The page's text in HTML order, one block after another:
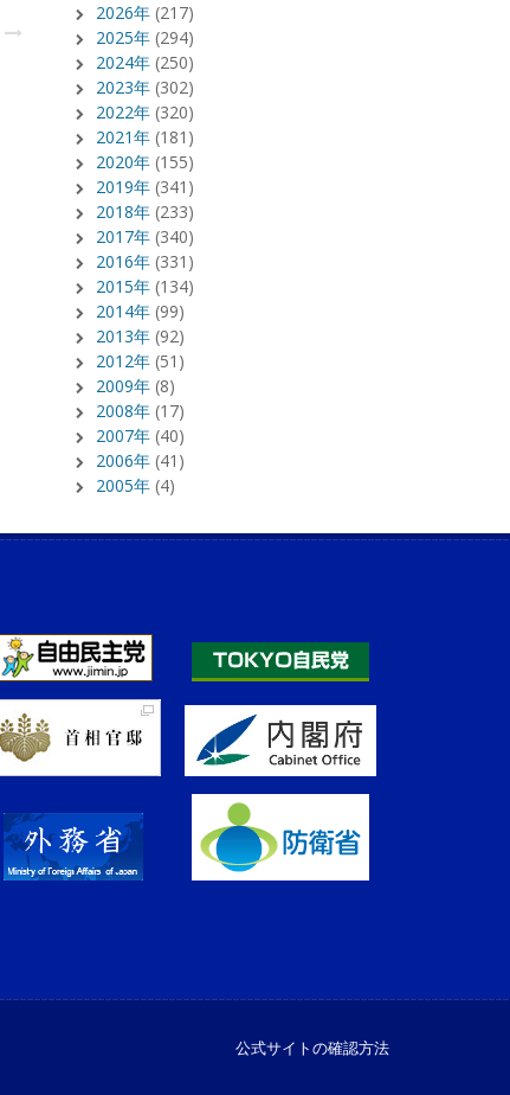
2026年 (217)
2025年 (294)
2024年 (250)
2023年 (302)
2022年 (320)
2021年 (181)
2020年 (155)
2019年 (341)
2018年 (233)
2017年 (340)
2016年 (331)
2015年 (134)
2014年 (99)
2013年 (92)
2012年 (51)
2009年 (8)
2008年 (17)
2007年 (40)
2006年 (41)
2005年 (4)
公式サイトの確認方法